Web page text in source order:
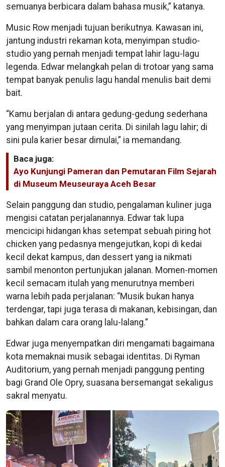
semuanya berbicara dalam bahasa musik,” katanya.
Music Row menjadi tujuan berikutnya. Kawasan ini,
jantung industri rekaman kota, menyimpan studio-
studio yang pernah menjadi tempat lahir lagu-lagu
legenda. Edwar melangkah pelan di trotoar yang sama
tempat banyak penulis lagu handal menulis bait demi
bait.
“Kamu berjalan di antara gedung-gedung sederhana
yang menyimpan jutaan cerita. Di sinilah lagu lahir; di
sini pula karier besar dimulai,” ia memandang.
Baca juga:
Ayo Kunjungi Pameran dan Pemutaran Film Sejarah
di Museum Meuseuraya Aceh Besar
Selain panggung dan studio, pengalaman kuliner juga
mengisi catatan perjalanannya. Edwar tak lupa
mencicipi hidangan khas setempat sebuah piring hot
chicken yang pedasnya mengejutkan, kopi di kedai
kecil dekat kampus, dan dessert yang ia nikmati
sambil menonton pertunjukan jalanan. Momen-momen
kecil semacam itulah yang menurutnya memberi
warna lebih pada perjalanan: “Musik bukan hanya
terdengar, tapi juga terasa di makanan, kebisingan, dan
bahkan dalam cara orang lalu-lalang.”
Edwar juga menyempatkan diri mengamati bagaimana
kota memaknai musik sebagai identitas. Di Ryman
Auditorium, yang pernah menjadi panggung penting
bagi Grand Ole Opry, suasana bersemangat sekaligus
sakral menyatu.